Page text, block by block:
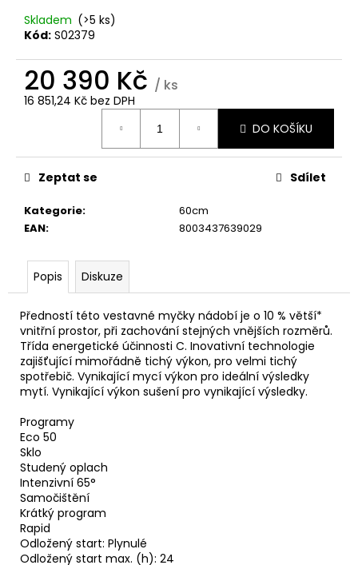
Skladem (>5 ks)
Kód: S02379
20 390 Kč / ks
16 851,24 Kč bez DPH
DO KOŠÍKU
Kategorie:
60cm
EAN: 8003437639029
Zeptat se Sdílet
Popis Diskuze
Předností této vestavné myčky nádobí je o 10 % větší*
vnitřní prostor, při zachování stejných vnějších rozměrů.
Třída energetické účinnosti C. Inovativní technologie
zajišťující mimořádně tichý výkon, pro velmi tichý
spotřebič. Vynikající mycí výkon pro ideální výsledky
mytí. Vynikající výkon sušení pro vynikající výsledky.
Programy
Eco 50
Sklo
Studený oplach
Intenzivní 65°
Samočištění
Krátký program
Rapid
Odložený start: Plynulé
Odložený start max. (h): 24
u
e
m
e
12
Kč